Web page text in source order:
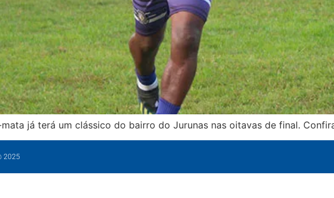
já terá um clássico do bairro do Jurunas nas oitavas de final.
2025